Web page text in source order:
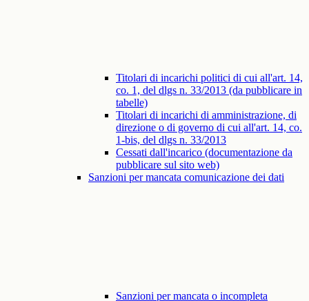
Titolari di incarichi politici di cui all'art. 14,
co. 1, del dlgs n. 33/2013 (da pubblicare in
tabelle)
Titolari di incarichi di amministrazione, di
direzione o di governo di cui all'art. 14, co.
1-bis, del dlgs n. 33/2013
Cessati dall'incarico (documentazione da
pubblicare sul sito web)
Sanzioni per mancata comunicazione dei dati
Sanzioni per mancata o incompleta